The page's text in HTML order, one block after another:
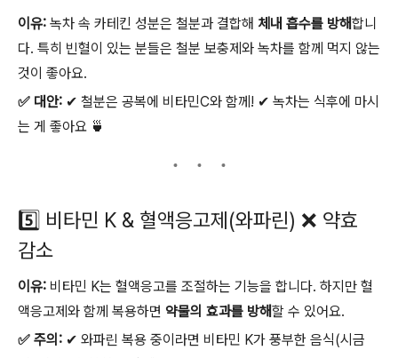
이유: 녹차 속 카테킨 성분은 철분과 결합해 체내 흡수를 방해합니
다. 특히 빈혈이 있는 분들은 철분 보충제와 녹차를 함께 먹지 않는
것이 좋아요.
✅ 대안: ✔ 철분은 공복에 비타민C와 함께! ✔ 녹차는 식후에 마시
는 게 좋아요 🍵
5️⃣ 비타민 K & 혈액응고제(와파린) ❌ 약효
감소
이유: 비타민 K는 혈액응고를 조절하는 기능을 합니다. 하지만 혈
액응고제와 함께 복용하면 약물의 효과를 방해할 수 있어요.
✅ 주의: ✔ 와파린 복용 중이라면 비타민 K가 풍부한 음식(시금